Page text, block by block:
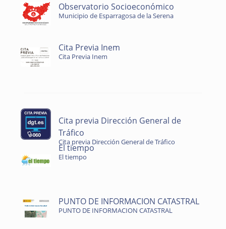
Observatorio Socioeconómico
Municipio de Esparragosa de la Serena
Cita Previa Inem
Cita Previa Inem
Cita previa Dirección General de
Tráfico
Cita previa Dirección General de Tráfico
El tiempo
El tiempo
PUNTO DE INFORMACION CATASTRAL
PUNTO DE INFORMACION CATASTRAL